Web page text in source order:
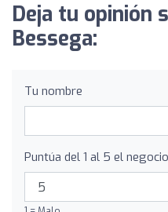
Deja tu opinión
Bessega:
Tu nombre
Puntúa del 1 al 5 el negocio